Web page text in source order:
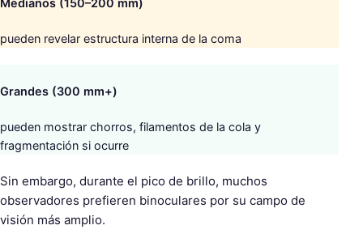
Medianos (150–200 mm)
pueden revelar estructura interna de la coma
Grandes (300 mm+)
pueden mostrar chorros, filamentos de la cola y
fragmentación si ocurre
Sin embargo, durante el pico de brillo, muchos
observadores prefieren binoculares por su campo de
visión más amplio.